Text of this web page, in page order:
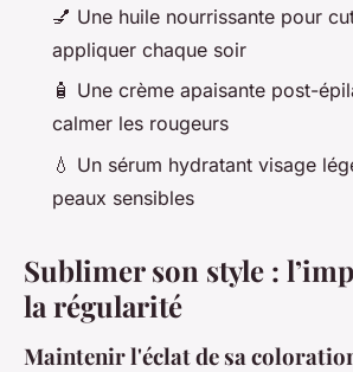
💅 Une huile nourrissante pour
appliquer chaque soir
🧴 Une crème apaisante post-
calmer les rougeurs
💧 Un sérum hydratant visage
peaux sensibles
Sublimer son style :
la régularité
Maintenir l'éclat de sa